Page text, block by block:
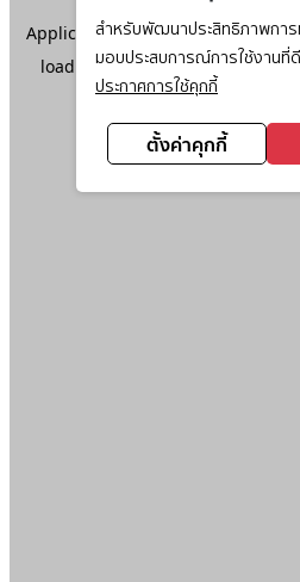
สำหรับพัฒนาประสิทธิภาพการ
มอบประสบการณ์การใช้งานที่
ประกาศการใช้คุกกี้
ตั้งค่าคุกกี้
Application error: aclient-side
loadingwww.ktc.co.th(see the